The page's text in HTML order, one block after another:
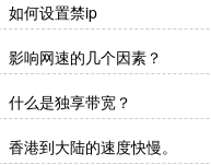
如何设置禁ip
影响网速的几个因素？
什么是独享带宽？
香港到大陆的速度快慢。